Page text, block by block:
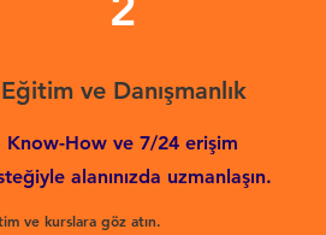
Eğitim ve Danışmanlık
Know-How ve 7/24 erişim
alanınızda uzmanlaşın.
ve kurslara göz atın.